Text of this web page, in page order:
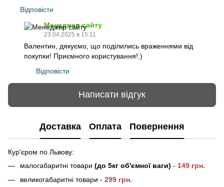
Відповісти
Менеджер сайту
23.04.2025 в 15:11
Валентин, дякуємо, що поділились враженнями від
покупки! Приємного користування!:)
Відповісти
Написати відгук
Доставка Оплата Повернення
Кур'єром по Львову:
малогабаритні товари (до 5кг об'ємної ваги) - 149 грн.
великогабаритні товари - 299 грн.